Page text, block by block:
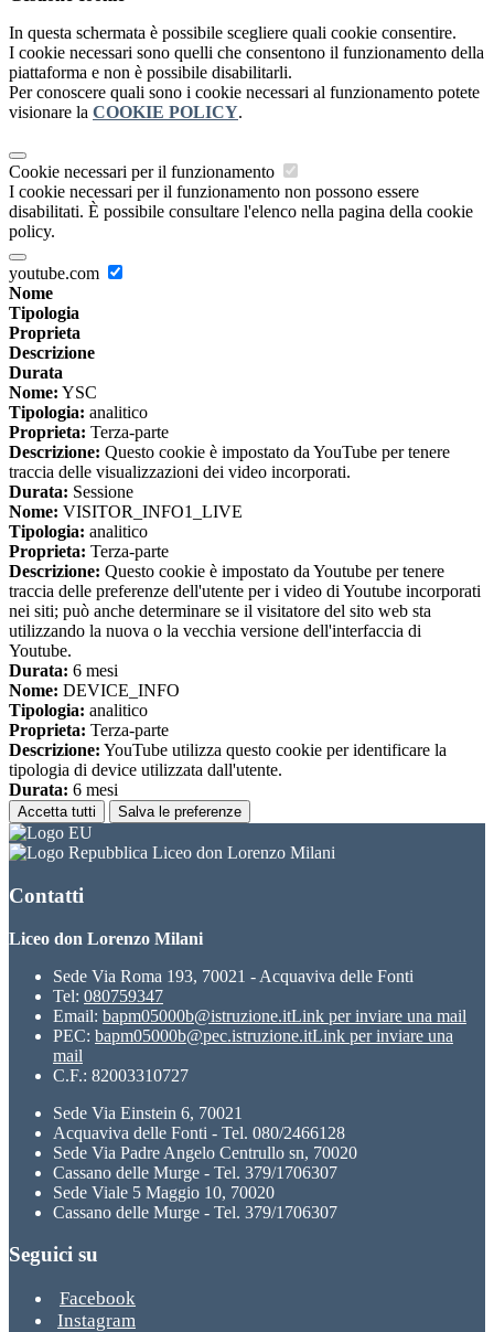
In questa schermata è possibile scegliere quali cookie consentire.
I cookie necessari sono quelli che consentono il funzionamento della
piattaforma e non è possibile disabilitarli.
Per conoscere quali sono i cookie necessari al funzionamento potete
visionare la COOKIE POLICY.
Cookie necessari per il funzionamento
I cookie necessari per il funzionamento non possono essere
disabilitati. È possibile consultare l'elenco nella pagina della cookie
policy.
youtube.com
Nome
Tipologia
Proprieta
Descrizione
Durata
Nome: YSC
Tipologia: analitico
Proprieta: Terza-parte
Descrizione: Questo cookie è impostato da YouTube per tenere
traccia delle visualizzazioni dei video incorporati.
Durata: Sessione
Nome: VISITOR_INFO1_LIVE
Tipologia: analitico
Proprieta: Terza-parte
Descrizione: Questo cookie è impostato da Youtube per tenere
traccia delle preferenze dell'utente per i video di Youtube incorporati
nei siti; può anche determinare se il visitatore del sito web sta
utilizzando la nuova o la vecchia versione dell'interfaccia di
Youtube.
Durata: 6 mesi
Nome: DEVICE_INFO
Tipologia: analitico
Proprieta: Terza-parte
Descrizione: YouTube utilizza questo cookie per identificare la
tipologia di device utilizzata dall'utente.
Durata: 6 mesi
Accetta tutti Salva le preferenze
Liceo don Lorenzo Milani
Contatti
Liceo don Lorenzo Milani
Sede Via Roma 193, 70021 - Acquaviva delle Fonti
Tel: 080759347
Email: bapm05000b@istruzione.itLink per inviare una mail
PEC: bapm05000b@pec.istruzione.itLink per inviare una
mail
C.F.: 82003310727
Sede Via Einstein 6, 70021
Acquaviva delle Fonti - Tel. 080/2466128
Sede Via Padre Angelo Centrullo sn, 70020
Cassano delle Murge - Tel. 379/1706307
Sede Viale 5 Maggio 10, 70020
Cassano delle Murge - Tel. 379/1706307
Seguici su
Facebook
Instagram